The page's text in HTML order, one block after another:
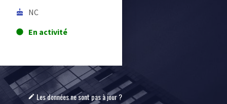
cake NC
lens En activité
mode_edit Les données ne sont pas à jour ?